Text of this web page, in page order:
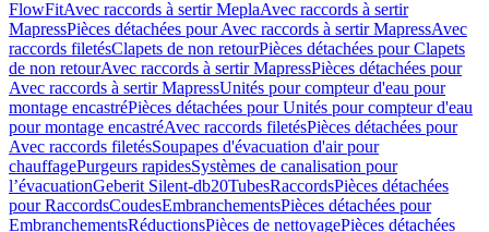
FlowFitAvec raccords à sertir MeplaAvec raccords à sertir
MapressPièces détachées pour Avec raccords à sertir MapressAvec
raccords filetésClapets de non retourPièces détachées pour Clapets
de non retourAvec raccords à sertir MapressPièces détachées pour
Avec raccords à sertir MapressUnités pour compteur d'eau pour
montage encastréPièces détachées pour Unités pour compteur d'eau
pour montage encastréAvec raccords filetésPièces détachées pour
Avec raccords filetésSoupapes d'évacuation d'air pour
chauffagePurgeurs rapidesSystèmes de canalisation pour
l’évacuationGeberit Silent-db20TubesRaccordsPièces détachées
pour RaccordsCoudesEmbranchementsPièces détachées pour
EmbranchementsRéductionsPièces de nettoyagePièces détachées